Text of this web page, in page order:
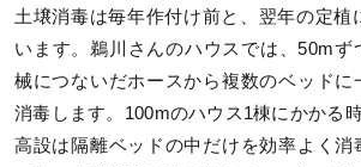
土壌消毒は毎年作付け前と、翌年の定植
います。鵜川さんのハウスでは、50mず
械につないだホースから複数のベッドに
消毒します。100mのハウス1棟にかかる
高設は隔離ベッドの中だけを効率よく消